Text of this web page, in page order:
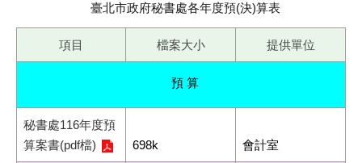
項目 檔案大小 提供單位
臺北市政府秘書處各年度預(決)算表
預 算
秘書處116年度預
算案書(pdf檔)
698k 會計室